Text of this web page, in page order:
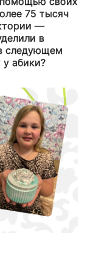
75 тысяч
—
в
следующем
абики?